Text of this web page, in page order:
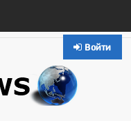
Войти